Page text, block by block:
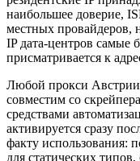
наибольшее доверие,
местных провайдеров,
IP дата-центров самые
присматривается к
Любой прокси Австрии
совместим со
средствами
активируется сразу
факту использования:
для статических